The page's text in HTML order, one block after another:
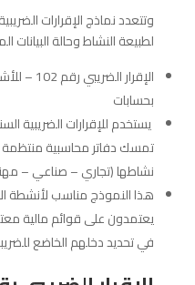
وتتعدد نماذج الإقرارات
لطبيعة النشاط وحالة البيانات
الإقرار
بحسابات
يستخدم للإقرارات الضريبية
تمسك دفاتر محاسبية
نشاطها (تجاري – صناعي –
هذا النموذج مناسب لأنشطة
يعتمدون على قوائم مالية
في تحديد دخلهم الخاضع